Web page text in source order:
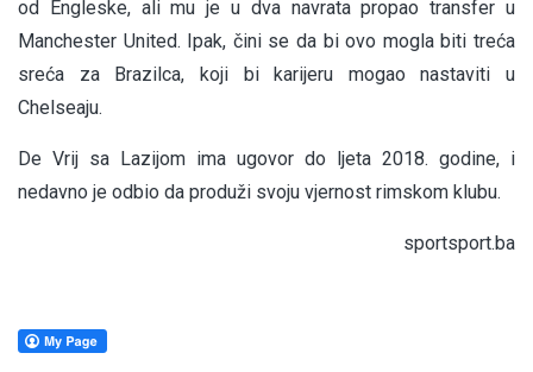
od Engleske, ali mu je u dva navrata propao transfer u
Manchester United. Ipak, čini se da bi ovo mogla biti treća
sreća za Brazilca, koji bi karijeru mogao nastaviti u
Chelseaju.
De Vrij sa Lazijom ima ugovor do ljeta 2018. godine, i
nedavno je odbio da produži svoju vjernost rimskom klubu.
sportsport.ba